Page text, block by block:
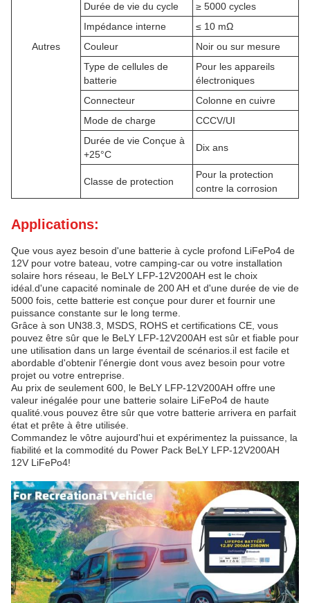
Autres
Durée de vie du cycle
≥ 5000 cycles
Impédance interne
≤ 10 mΩ
Couleur
Noir ou sur mesure
Type de cellules de
batterie
Pour les appareils
électroniques
Connecteur
Colonne en cuivre
Mode de charge
CCCV/UI
Durée de vie Conçue à
+25°C
Dix ans
Classe de protection
Pour la protection
contre la corrosion
Applications:
Que vous ayez besoin d'une batterie à cycle profond LiFePo4 de
12V pour votre bateau, votre camping-car ou votre installation
solaire hors réseau, le BeLY LFP-12V200AH est le choix
idéal.d'une capacité nominale de 200 AH et d'une durée de vie de
5000 fois, cette batterie est conçue pour durer et fournir une
puissance constante sur le long terme.
Grâce à son UN38.3, MSDS, ROHS et certifications CE, vous
pouvez être sûr que le BeLY LFP-12V200AH est sûr et fiable pour
une utilisation dans un large éventail de scénarios.il est facile et
abordable d'obtenir l'énergie dont vous avez besoin pour votre
projet ou votre entreprise.
Au prix de seulement 600, le BeLY LFP-12V200AH offre une
valeur inégalée pour une batterie solaire LiFePo4 de haute
qualité.vous pouvez être sûr que votre batterie arrivera en parfait
état et prête à être utilisée.
Commandez le vôtre aujourd'hui et expérimentez la puissance, la
fiabilité et la commodité du Power Pack BeLY LFP-12V200AH
12V LiFePo4!